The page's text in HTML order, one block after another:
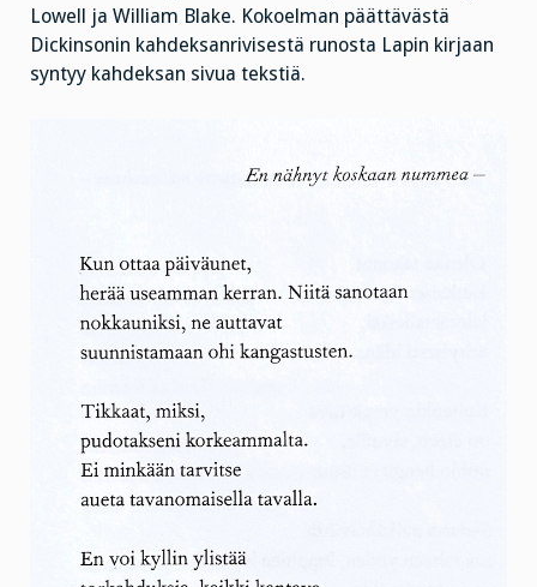
Lowell ja William Blake. Kokoelman päättävästä
Dickinsonin kahdeksanrivisestä runosta Lapin kirjaan
syntyy kahdeksan sivua tekstiä.